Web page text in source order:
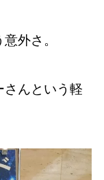
外さ。
さんという軽